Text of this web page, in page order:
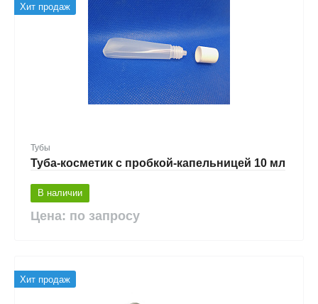
Хит продаж
Тубы
Туба-косметик с пробкой-капельницей 10 мл
В наличии
Цена: по запросу
Хит продаж